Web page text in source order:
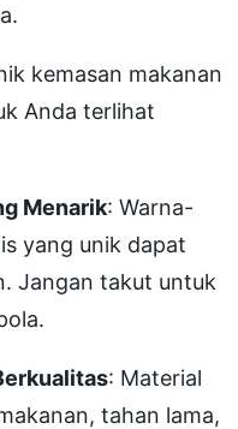
kemasan makanan
Anda terlihat
Menarik: Warna-
yang unik dapat
Jangan takut untuk
: Material
tahan lama,